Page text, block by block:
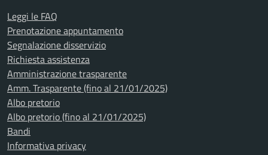
Leggi le FAQ
Prenotazione appuntamento
Segnalazione disservizio
Richiesta assistenza
Amministrazione trasparente
Amm. Trasparente (fino al 21/01/2025)
Albo pretorio
Albo pretorio (fino al 21/01/2025)
Bandi
Informativa privacy